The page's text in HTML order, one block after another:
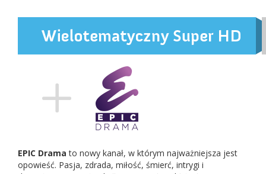
EPIC Drama to nowy kanał, w którym najważniejsza jest
opowieść. Pasja, zdrada, miłość, śmierć, intrygi i